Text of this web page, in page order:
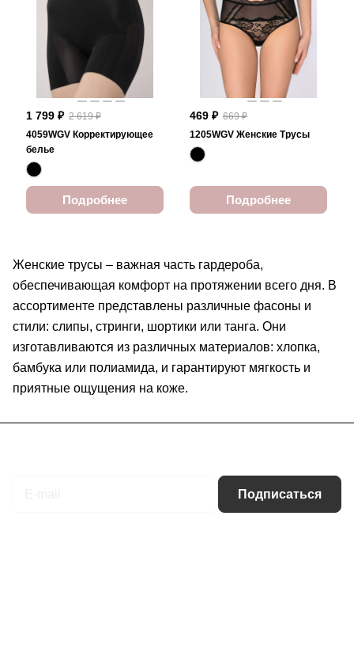
1 799 ₽ 2 619 ₽
4059WGV Корректирующее
белье
Подробнее
469 ₽ 669 ₽
1205WGV Женские Трусы
Подробнее
Женские трусы – важная часть гардероба,
обеспечивающая комфорт на протяжении всего дня. В
ассортименте представлены различные фасоны и
стили: слипы, стринги, шортики или танга. Они
изготавливаются из различных материалов: хлопка,
бамбука или полиамида, и гарантируют мягкость и
приятные ощущения на коже.
Подписаться